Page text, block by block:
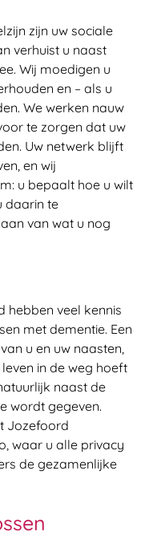
zijn uw sociale
verhuist u naast
Wij moedigen u
en – als u
We werken nauw
te zorgen dat uw
Uw netwerk blijft
en wij
u bepaalt hoe u wilt
daarin te
van wat u nog
hebben veel kennis
met dementie. Een
u en uw naasten,
in de weg hoeft
naast de
wordt gegeven.
Jozefoord
waar u alle privacy
de gezamenlijke